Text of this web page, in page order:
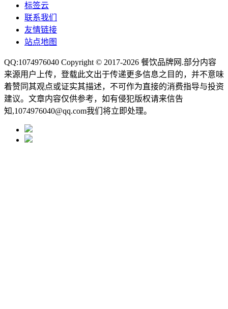
标签云
联系我们
友情链接
站点地图
QQ:1074976040 Copyright © 2017-2026 餐饮品牌网 .部分内容
来源用户上传，登载此文出于传递更多信息之目的，并不意味
着赞同其观点或证实其描述，不可作为直接的消费指导与投资
建议。文章内容仅供参考，如有侵犯版权请来信告
知,1074976040@qq.com我们将立即处理。